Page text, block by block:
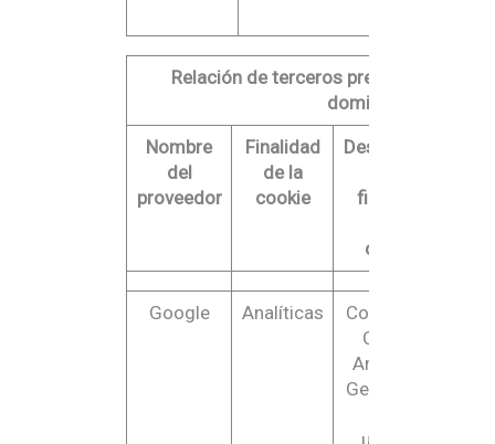
Relación de terceros prestadores de
dominio
Nombre
del
proveedor
Finalidad
de la
cookie
Descripción
finalidad
cookie
Google Analíticas
Cookies de
Google
Analytics.
Generan un
usuario